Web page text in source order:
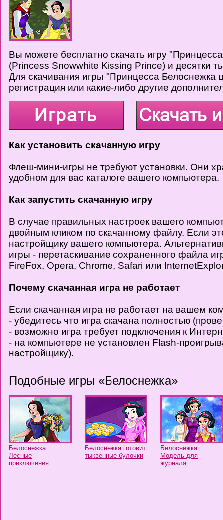
Вы можете бесплатно скачать игру
(Princess Snowwhite Kissing Prince) и десятки
Для скачивания игры "Принцесса Белоснежка
регистрация или какие-либо другие
Как установить скачанную игру
Флеш-мини-игры не требуют установки. Они
удобном для вас каталоге вашего компьютера.
Как запустить скачанную игру
В случае правильных настроек вашего
двойным кликом по скачанному файлу. Если
настройщику вашего компьютера.
игры - перетаскивание сохраненного файла
FireFox, Opera, Chrome, Safari или
Почему скачанная игра не работает
Если скачанная игра не работает на вашем
- убедитесь что игра скачана полностью
- возможно игра требует подключения к
- на компьютере не установлен Flash-
настройщику).
Подобные игры «Белоснежка»
Белоснежка:
Лесные
приключения
Белоснежка готовит
тыквенные булочки
Белоснежка:
Модель для
журнала